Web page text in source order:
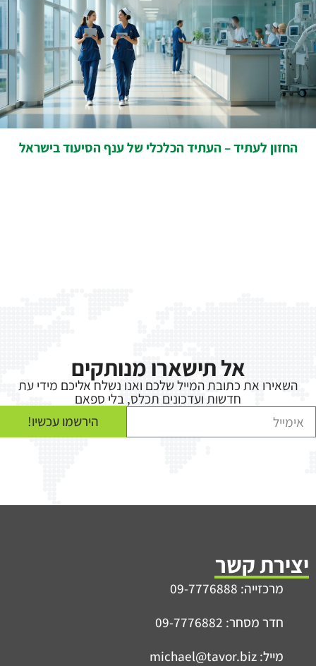
החזון לעתיד – העתיד הכלכלי של ענף הסיעוד בישראל
אל תישארו מנותקים
השאירו את כתובת המייל שלכם ואנו נשלח אליכם מידי עת
חדשות ועדכונים תכלס, בלי ספאם
הירשמו עכשיו!
יצירת קשר
מרכזייה: 09-7776888
חדר מסחר: 09-7776882
מייל: michael@tavor.biz